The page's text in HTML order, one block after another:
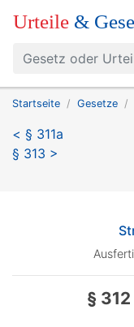
Urteile &
Startseite Gesetze
< § 311a
§ 313 >
§